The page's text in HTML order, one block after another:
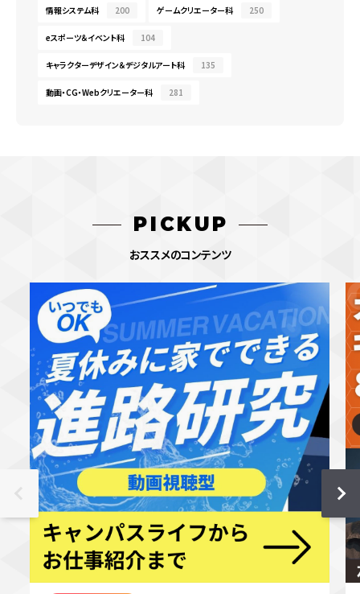
情報システム科 200 ゲームクリエーター科 250
eスポーツ＆イベント科 104
キャラクターデザイン＆デジタルアート科 135
動画・CG・Webクリエーター科 281
PICKUP
おススメのコンテンツ